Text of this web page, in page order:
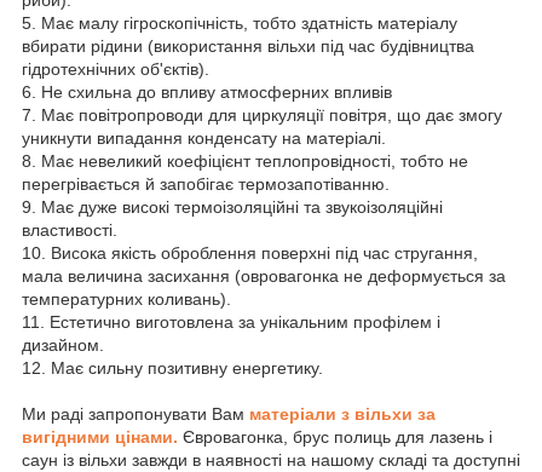
5. Має малу гігроскопічність, тобто здатність матеріалу
вбирати рідини (використання вільхи під час будівництва
гідротехнічних об'єктів).
6. Не схильна до впливу атмосферних впливів
7. Має повітропроводи для циркуляції повітря, що дає змогу
уникнути випадання конденсату на матеріалі.
8. Має невеликий коефіцієнт теплопровідності, тобто не
перегрівається й запобігає термозапотіванню.
9. Має дуже високі термоізоляційні та звукоізоляційні
властивості.
10. Висока якість оброблення поверхні під час стругання,
мала величина засихання (овровагонка не деформується за
температурних коливань).
11. Естетично виготовлена за унікальним профілем і
дизайном.
12. Має сильну позитивну енергетику.
Ми раді запропонувати Вам матеріали з вільхи за
вигідними цінами. Євровагонка, брус полиць для лазень і
саун із вільхи завжди в наявності на нашому складі та доступні